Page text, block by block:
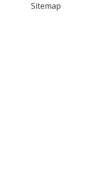
Sitemap